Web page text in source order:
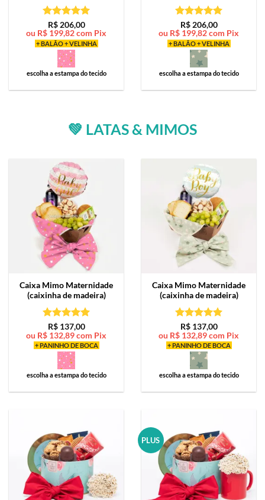
Avaliação5
de 5
R$206,00
ou R$ 199,82com Pix
+ BALÃO + VELINHA
escolha a estampa do tecido
Avaliação5
de 5
R$206,00
ou R$ 199,82com Pix
+ BALÃO + VELINHA
escolha a estampa do tecido
💚 LATAS & MIMOS
Caixa Mimo Maternidade
(caixinha de madeira)
Avaliação5
de 5
R$137,00
ou R$ 132,89com Pix
+ PANINHO DE BOCA
escolha a estampa do tecido
Caixa Mimo Maternidade
(caixinha de madeira)
Avaliação5
de 5
R$137,00
ou R$ 132,89com Pix
+ PANINHO DE BOCA
escolha a estampa do tecido
PLUS